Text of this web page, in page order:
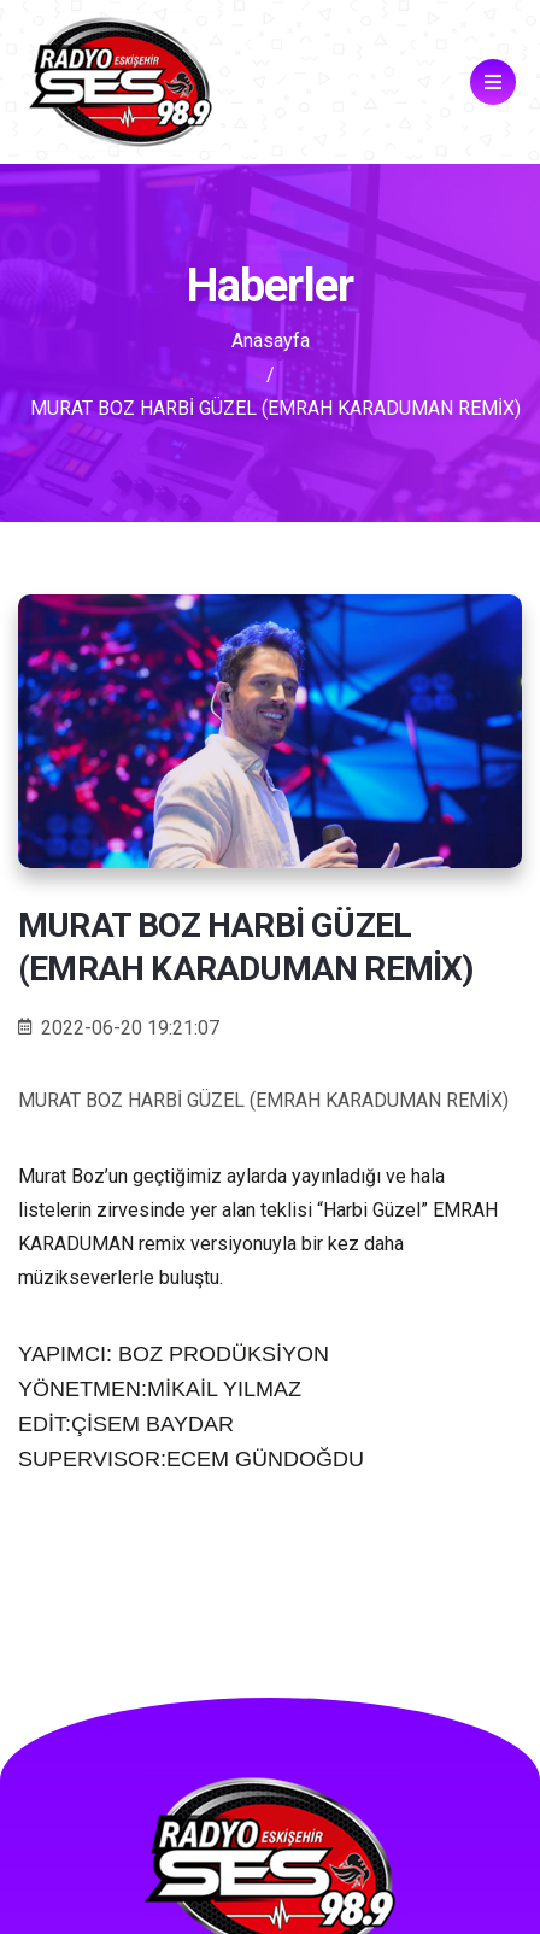
Haberler
Anasayfa
MURAT BOZ HARBİ GÜZEL (EMRAH KARADUMAN REMİX)
MURAT BOZ HARBİ GÜZEL
(EMRAH KARADUMAN REMİX)
2022-06-20 19:21:07
MURAT BOZ HARBİ GÜZEL (EMRAH KARADUMAN REMİX)
Murat Boz’un geçtiğimiz aylarda yayınladığı ve hala
listelerin zirvesinde yer alan teklisi “Harbi Güzel” EMRAH
KARADUMAN remix versiyonuyla bir kez daha
müzikseverlerle buluştu.
YAPIMCI: BOZ PRODÜKSİYON
YÖNETMEN:MİKAİL YILMAZ
EDİT:ÇİSEM BAYDAR
SUPERVISOR:ECEM GÜNDOĞDU